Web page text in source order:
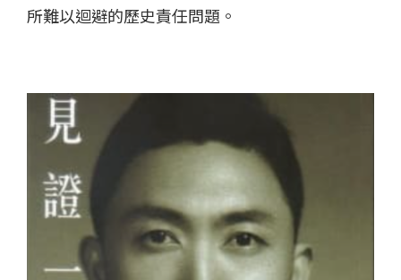
所難以迴避的歷史責任問題。